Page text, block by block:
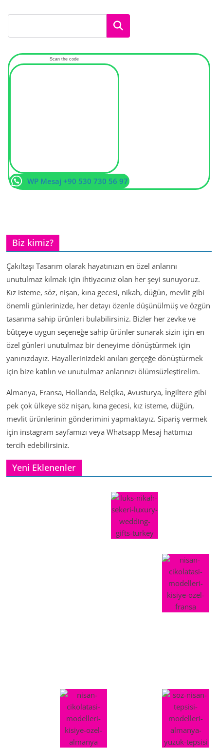
Ara
Scan the code
WP Mesaj +90 530 730 56 97
Biz kimiz?
Çakıltaşı Tasarım olarak hayatınızın en özel anlarını
unutulmaz kılmak için ihtiyacınız olan her şeyi sunuyoruz.
Kız isteme, söz, nişan, kına gecesi, nikah, düğün, mevlit gibi
önemli günlerinizde, her detayı özenle düşünülmüş ve özgün
tasarıma sahip ürünleri bulabilirsiniz. Bizler her zevke ve
bütçeye uygun seçeneğe sahip ürünler sunarak sizin için en
özel günleri unutulmaz bir deneyime dönüştürmek için
yanınızdayız. Hayallerinizdeki anıları gerçeğe dönüştürmek
için bize katılın ve unutulmaz anlarınızı ölümsüzleştirelim.
Almanya, Fransa, Hollanda, Belçika, Avusturya, İngiltere gibi
pek çok ülkeye söz nişan, kına gecesi, kız isteme, düğün,
mevlit ürünlerinin gönderimini yapmaktayız. Sipariş vermek
için instagram sayfamızı veya Whatsapp Mesaj hattımızı
tercih edebilirsiniz.
Yeni Eklenenler